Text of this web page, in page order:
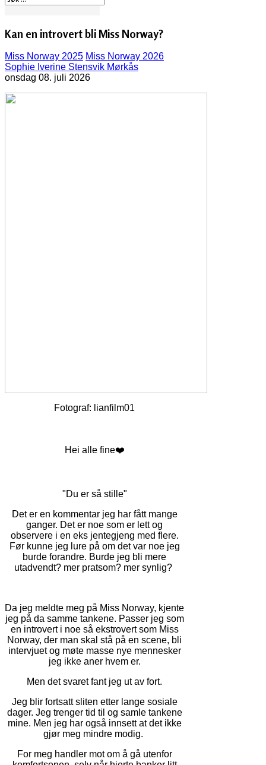
Kan en introvert bli Miss Norway?
Miss Norway 2025 Miss Norway 2026
Sophie Iverine Stensvik Mørkås
onsdag 08. juli 2026
Fotograf: lianfilm01
Hei alle fine❤️
"Du er så stille"
Det er en kommentar jeg har fått mange
ganger. Det er noe som er lett og
observere i en eks jentegjeng med flere.
Før kunne jeg lure på om det var noe jeg
burde forandre. Burde jeg bli mere
utadvendt? mer pratsom? mer synlig?
Da jeg meldte meg på Miss Norway, kjente
jeg på da samme tankene. Passer jeg som
en introvert i noe så ekstrovert som Miss
Norway, der man skal stå på en scene, bli
intervjuet og møte masse nye mennesker
jeg ikke aner hvem er.
Men det svaret fant jeg ut av fort.
Jeg blir fortsatt sliten etter lange sosiale
dager. Jeg trenger tid til og samle tankene
mine. Men jeg har også innsett at det ikke
gjør meg mindre modig.
For meg handler mot om å gå utenfor